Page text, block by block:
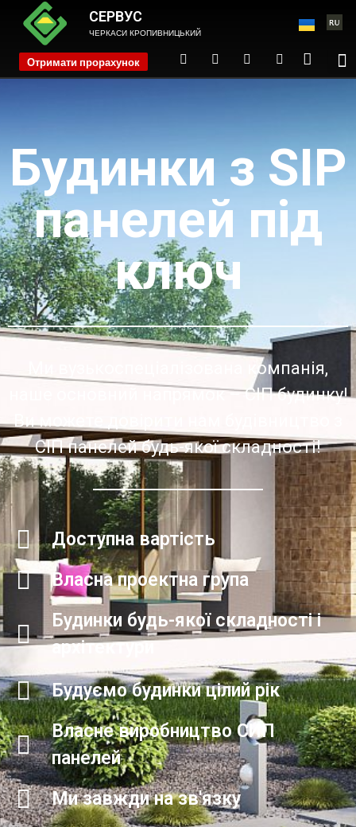
СЕРВУС
ЧЕРКАСИ КРОПИВНИЦЬКИЙ
Отримати прорахунок phone
Будинки з SIP
панелей під
ключ
Ми вузькоспеціалізована компанія,
наше основний напрямок – СІП будинку!
Ви можете довірити нам будівництво з
СІП панелей будь-якої складності!
Доступна вартість
Власна проектна група
Будинки будь-якої складності і
архітектури
Будуємо будинки цілий рік
Власне виробництво СИП
панелей
Ми завжди на зв'язку